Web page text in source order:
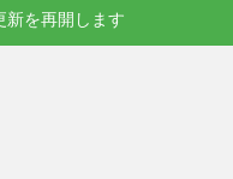
を再開します